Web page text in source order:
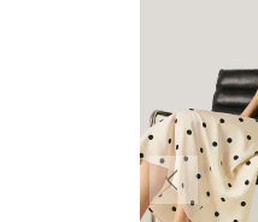
Anteriormente